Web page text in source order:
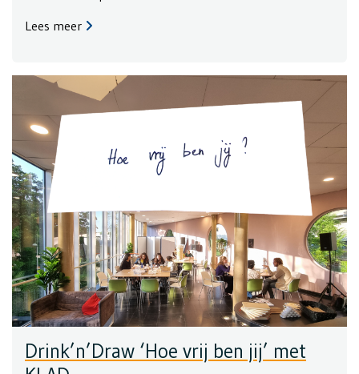
Lees meer
Drink’n’Draw ‘Hoe vrij ben jij’ met